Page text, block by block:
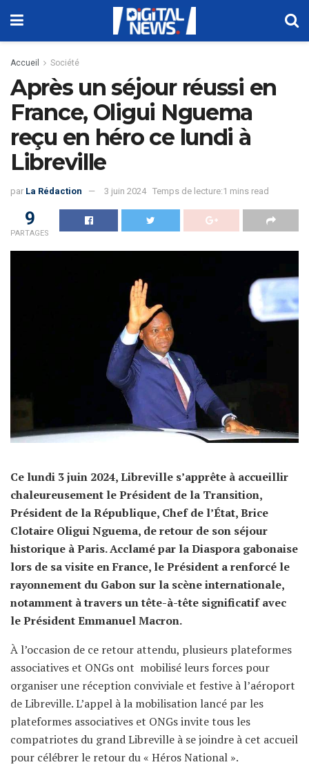
Accueil Société
Après un séjour réussi en
France, Oligui Nguema
reçu en héro ce lundi à
Libreville
par La Rédaction 3 juin 2024 Temps de lecture:1 mins read
9
PARTAGES
Ce lundi 3 juin 2024, Libreville s’apprête à accueillir
chaleureusement le Président de la Transition,
Président de la République, Chef de l’État, Brice
Clotaire Oligui Nguema, de retour de son séjour
historique à Paris. Acclamé par la Diaspora gabonaise
lors de sa visite en France, le Président a renforcé le
rayonnement du Gabon sur la scène internationale,
notamment à travers un tête-à-tête significatif avec
le Président Emmanuel Macron.
À l’occasion de ce retour attendu, plusieurs plateformes
associatives et ONGs ont mobilisé leurs forces pour
organiser une réception conviviale et festive à l’aéroport
de Libreville. L’appel à la mobilisation lancé par les
plateformes associatives et ONGs invite tous les
compatriotes du grand Libreville à se joindre à cet accueil
pour célébrer le retour du « Héros National ».